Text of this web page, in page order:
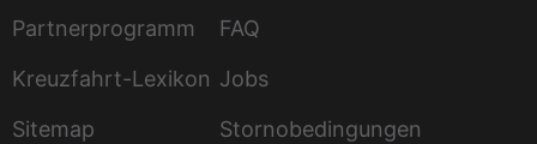
Partnerprogramm
FAQ
Kreuzfahrt-Lexikon Jobs
Sitemap
Stornobedingungen